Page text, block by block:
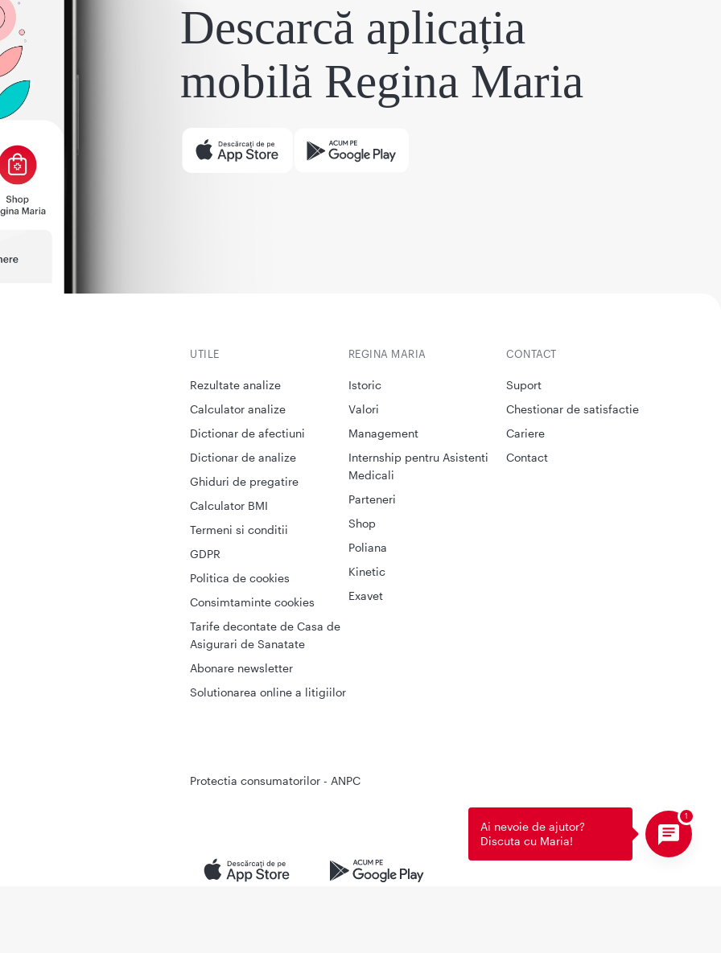
Descarcă aplicația
mobilă Regina Maria
UTILE
Rezultate analize
Calculator analize
Dictionar de afectiuni
Dictionar de analize
Ghiduri de pregatire
Calculator BMI
Termeni si conditii
GDPR
Politica de cookies
Consimtaminte cookies
Tarife decontate de Casa de
Asigurari de Sanatate
Abonare newsletter
Solutionarea online a litigiilor
CONTACT
Suport
Chestionar de satisfactie
Cariere
Contact
REGINA MARIA
Istoric
Valori
Management
Internship pentru Asistenti
Medicali
Parteneri
Shop
Poliana
Kinetic
Exavet
Protectia consumatorilor - ANPC
Ai nevoie de ajutor?
Discuta cu Maria!